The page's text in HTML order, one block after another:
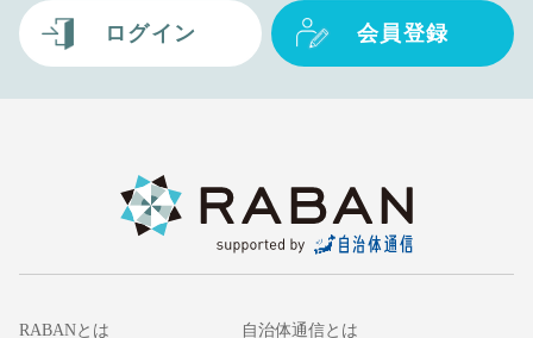
ログイン 会員登録
RABANとは 自治体通信とは